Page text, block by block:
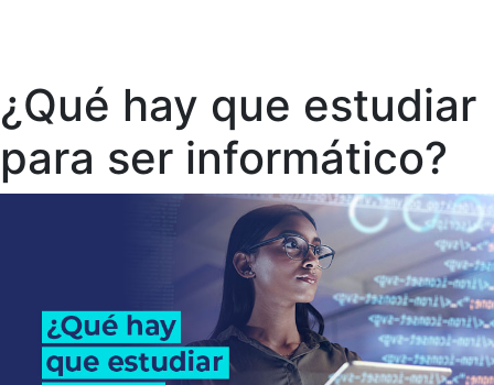
¿Qué hay que estudiar
para ser informático?